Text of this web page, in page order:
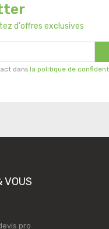
d'offres exclusives
dans la politique de
VOUS
pro